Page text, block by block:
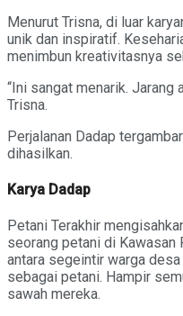
Menurut Trisna, di luar
unik dan inspiratif.
menimbun kreativitasnya
“Ini sangat menarik. Jarang
Trisna.
Perjalanan Dadap
dihasilkan.
Karya Dadap
Petani Terakhir
seorang petani di Kawasan
antara segeintir warga
sebagai petani. Hampir
sawah mereka.